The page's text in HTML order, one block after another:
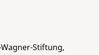
Stiftung,